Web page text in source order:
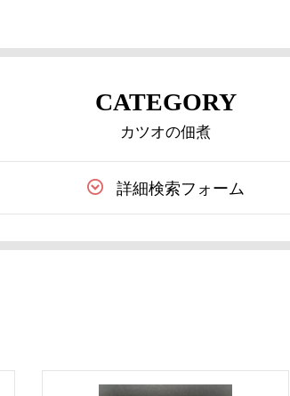
CATEGORY
カツオの佃煮
詳細検索フォーム